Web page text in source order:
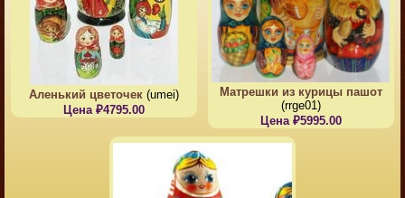
Аленький цветочек (umei)
Цена ₽4795.00
Матрешки из курицы пашот
(rrge01)
Цена ₽5995.00